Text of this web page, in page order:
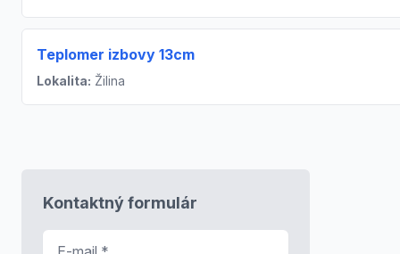
Teplomer izbovy 13cm
Lokalita: Žilina
Kontaktný formulár